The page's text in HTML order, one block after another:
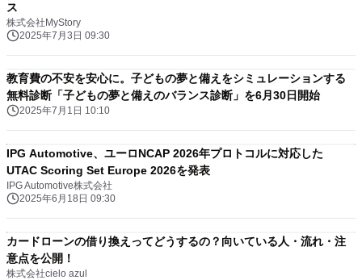
ス
株式会社MyStory
2025年7月3日 09:30
教育費の不安を安心に。子どもの夢と備えをシミュレーションする
無料診断「子どもの夢と備えのバランス診断」を6月30日開始
2025年7月1日 10:10
IPG Automotive、ユーロNCAP 2026年プロトコルに対応した
UTAC Scoring Set Europe 2026を発表
IPG Automotive株式会社
2025年6月18日 09:30
カードローンの借り換えってどうするの？向いている人・流れ・注
意点を公開！
株式会社cielo azul